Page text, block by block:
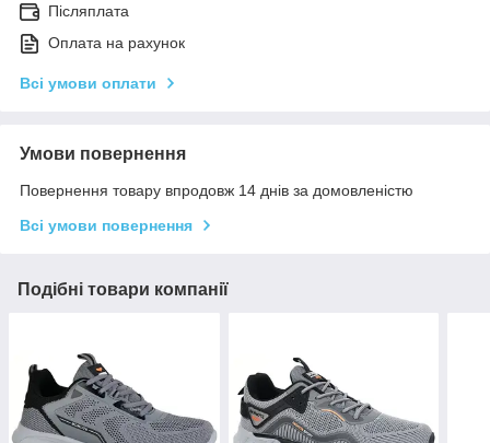
Післяплата
Оплата на рахунок
Всі умови оплати
Умови повернення
Повернення товару впродовж 14 днів за домовленістю
Всі умови повернення
Подібні товари компанії